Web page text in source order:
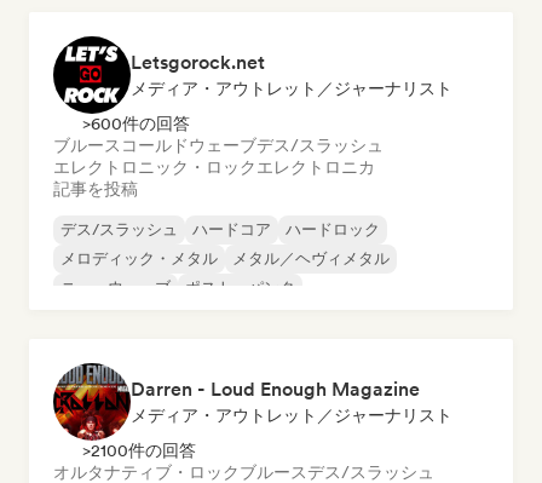
Letsgorock.net
メディア・アウトレット／ジャーナリスト
>600件の回答
ブルース コールドウェーブデス/スラッシュ
エレクトロニック・ロックエレクトロニカ
記事を投稿
デス/スラッシュ ハードコア
ハードロック
メロディック・メタル
メタル／ヘヴィメタル
ニューウェーブ
ポスト・パンク
Darren - Loud Enough Magazine
メディア・アウトレット／ジャーナリスト
>2100件の回答
オルタナティブ・ロックブルースデス/スラッシュ